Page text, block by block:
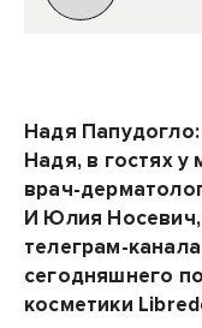
Надя
Надя, в гостях у
врач-
И Юлия
телеграм-
сегодняшнего
косметики